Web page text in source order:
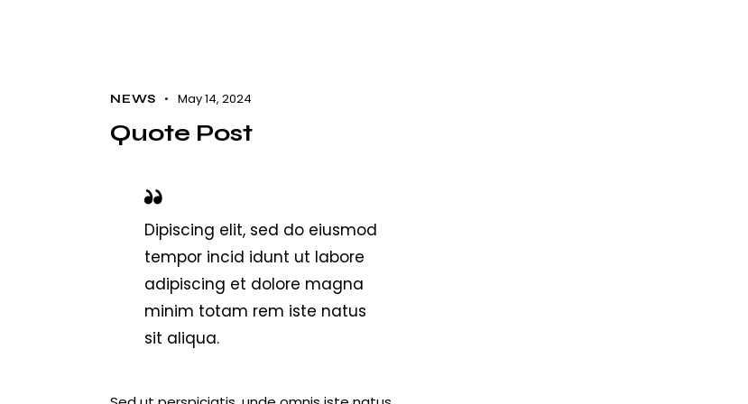
NEWS May 14, 2024
Quote Post
Dipiscing elit, sed do eiusmod
tempor incid idunt ut labore
adipiscing et dolore magna
minim totam rem iste natus
sit aliqua.